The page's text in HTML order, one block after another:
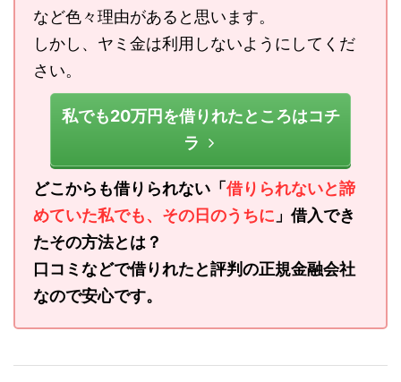
など色々理由があると思います。
しかし、ヤミ金は利用しないようにしてくだ
さい。
私でも20万円を借りれたところはコチ
ラ
どこからも借りられない「借りられないと諦
めていた私でも、その日のうちに 」借入でき
たその方法とは？
口コミなどで借りれたと評判の正規金融会社
なので安心です。